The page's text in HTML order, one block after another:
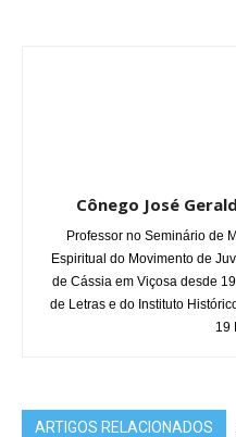
Cônego José
Professor no Seminário de
Espiritual do Movimento de
de Cássia em Viçosa desde
de Letras e do Instituto
19
ARTIGOS RELACIONADOS